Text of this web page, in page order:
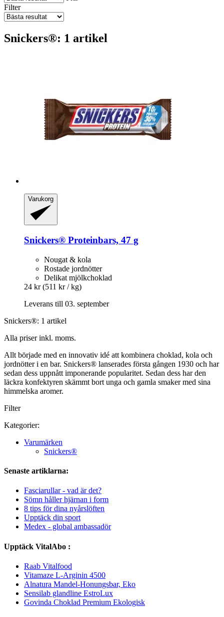
Filter
Snickers®: 1 artikel
Varukorg
Snickers® Proteinbars, 47 g
Nougat & kola
Rostade jordnötter
Delikat mjölkchoklad
24 kr (511 kr / kg)
Leverans till 03. september
Snickers®: 1 artikel
Alla priser inkl. moms.
Allt började med en innovativ idé att kombinera choklad, kola och
jordnötter i en bar. Snickers® lanserades första gången 1930 och har
sedan dess uppnått imponerande popularitet. Sedan dess har den
läckra konfektyren skämmt bort unga och gamla smaker med sina
himmelska aromer.
Filter
Kategorier:
Varumärken
Snickers®
Senaste artiklarna:
Fasciarullar - vad är det?
Sömn håller hjärnan i form
8 tips för dina nyårslöften
Upptäck din sport
Medex - global ambassadör
Upptäck VitalAbo :
Raab Vitalfood
Vitamaze L-Arginin 4500
Alnatura Mandel-Honungsbar, Eko
Sensilab glandline EstroLux
Govinda Choklad Premium Ekologisk